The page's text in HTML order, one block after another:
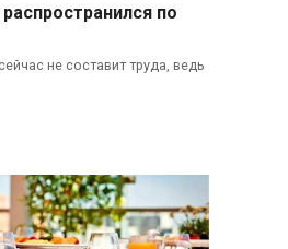
по
не составит труда, ведь